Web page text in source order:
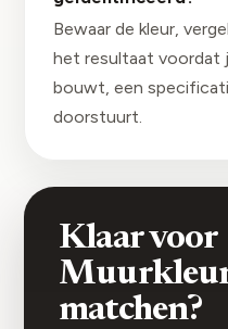
Bewaar de kleur,
het resultaat voordat
bouwt, een
doorstuurt.
Klaar voor
matchen?